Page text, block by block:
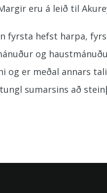
eru á leið til
fyrsta hefst harpa,
og
og er meðal annars
sumarsins að